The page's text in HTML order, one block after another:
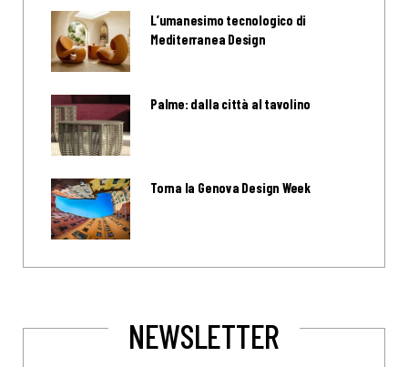
L’umanesimo tecnologico di
Mediterranea Design
Palme: dalla città al tavolino
Torna la Genova Design Week
NEWSLETTER